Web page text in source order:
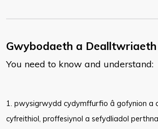
Gwybodaeth a Dealltwriaeth
You need to know and understand:
​​1. pwysigrwydd cydymffurfio â gofynion a
cyfreithiol, proffesiynol a sefydliadol